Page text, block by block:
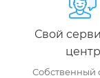
Свой
центр
Собственный